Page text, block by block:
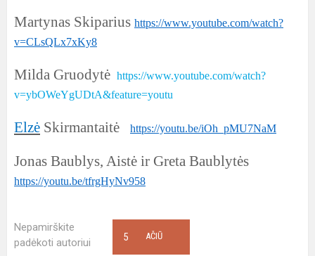
Martynas Skiparius https://www.youtube.com/watch?
v=CLsQLx7xKy8
Milda Gruodytė https://www.youtube.com/watch?
v=ybOWeYgUDtA&feature=youtu
Elzė Skirmantaitė https://youtu.be/iOh_pMU7NaM
Jonas Baublys, Aistė ir Greta Baublytės
https://youtu.be/tfrgHyNv958
Nepamirškite
padėkoti autoriui
AČIŪ
5